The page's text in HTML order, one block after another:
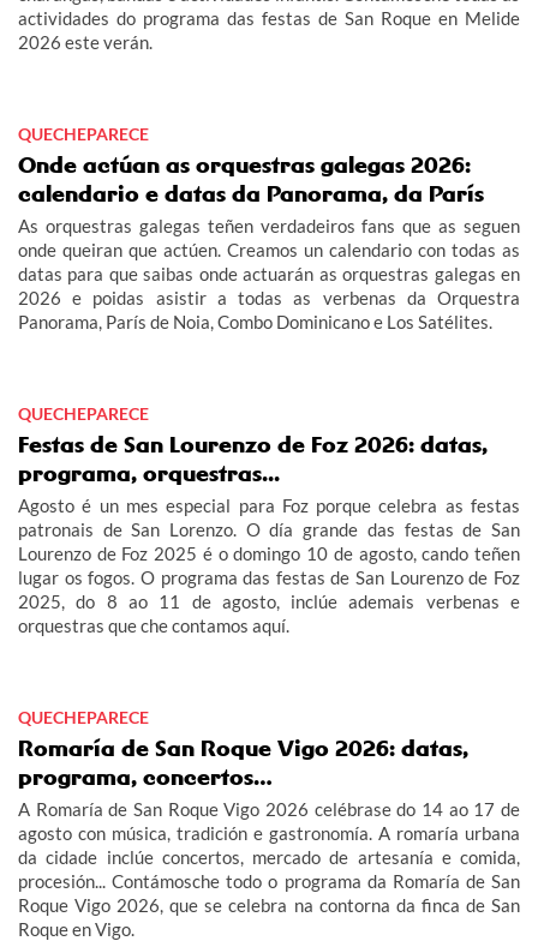
actividades do programa das festas de San Roque en Melide
2026 este verán.
QUECHEPARECE
Onde actúan as orquestras galegas 2026:
calendario e datas da Panorama, da París
As orquestras galegas teñen verdadeiros fans que as seguen
onde queiran que actúen. Creamos un calendario con todas as
datas para que saibas onde actuarán as orquestras galegas en
2026 e poidas asistir a todas as verbenas da Orquestra
Panorama, París de Noia, Combo Dominicano e Los Satélites.
QUECHEPARECE
Festas de San Lourenzo de Foz 2026: datas,
programa, orquestras...
Agosto é un mes especial para Foz porque celebra as festas
patronais de San Lorenzo. O día grande das festas de San
Lourenzo de Foz 2025 é o domingo 10 de agosto, cando teñen
lugar os fogos. O programa das festas de San Lourenzo de Foz
2025, do 8 ao 11 de agosto, inclúe ademais verbenas e
orquestras que che contamos aquí.
QUECHEPARECE
Romaría de San Roque Vigo 2026: datas,
programa, concertos…
A Romaría de San Roque Vigo 2026 celébrase do 14 ao 17 de
agosto con música, tradición e gastronomía. A romaría urbana
da cidade inclúe concertos, mercado de artesanía e comida,
procesión... Contámosche todo o programa da Romaría de San
Roque Vigo 2026, que se celebra na contorna da finca de San
Roque en Vigo.